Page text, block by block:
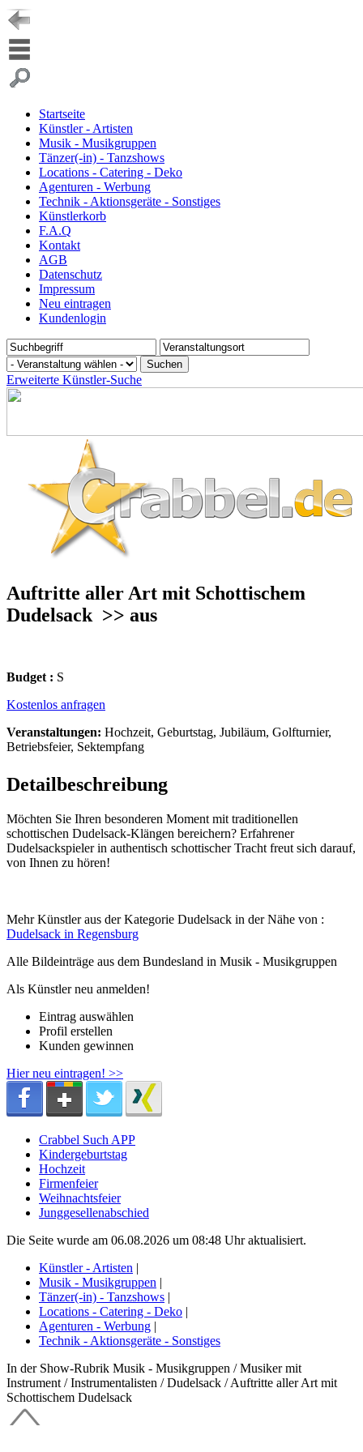
Startseite
Künstler - Artisten
Musik - Musikgruppen
Tänzer(-in) - Tanzshows
Locations - Catering - Deko
Agenturen - Werbung
Technik - Aktionsgeräte - Sonstiges
Künstlerkorb
F.A.Q
Kontakt
AGB
Datenschutz
Impressum
Neu eintragen
Kundenlogin
Erweiterte Künstler-Suche
Auftritte aller Art mit Schottischem
Dudelsack >> aus
Budget : S
Kostenlos anfragen
Veranstaltungen: Hochzeit, Geburtstag, Jubiläum, Golfturnier,
Betriebsfeier, Sektempfang
Detailbeschreibung
Möchten Sie Ihren besonderen Moment mit traditionellen
schottischen Dudelsack-Klängen bereichern? Erfahrener
Dudelsackspieler in authentisch schottischer Tracht freut sich darauf,
von Ihnen zu hören!
Mehr Künstler aus der Kategorie Dudelsack in der Nähe von :
Dudelsack in Regensburg
Alle Bildeinträge aus dem Bundesland in Musik - Musikgruppen
Als Künstler neu anmelden!
Eintrag auswählen
Profil erstellen
Kunden gewinnen
Hier neu eintragen! >>
Crabbel Such APP
Kindergeburtstag
Hochzeit
Firmenfeier
Weihnachtsfeier
Junggesellenabschied
Die Seite wurde am 06.08.2026 um 08:48 Uhr aktualisiert.
Künstler - Artisten |
Musik - Musikgruppen |
Tänzer(-in) - Tanzshows |
Locations - Catering - Deko |
Agenturen - Werbung |
Technik - Aktionsgeräte - Sonstiges
In der Show-Rubrik Musik - Musikgruppen / Musiker mit
Instrument / Instrumentalisten / Dudelsack / Auftritte aller Art mit
Schottischem Dudelsack